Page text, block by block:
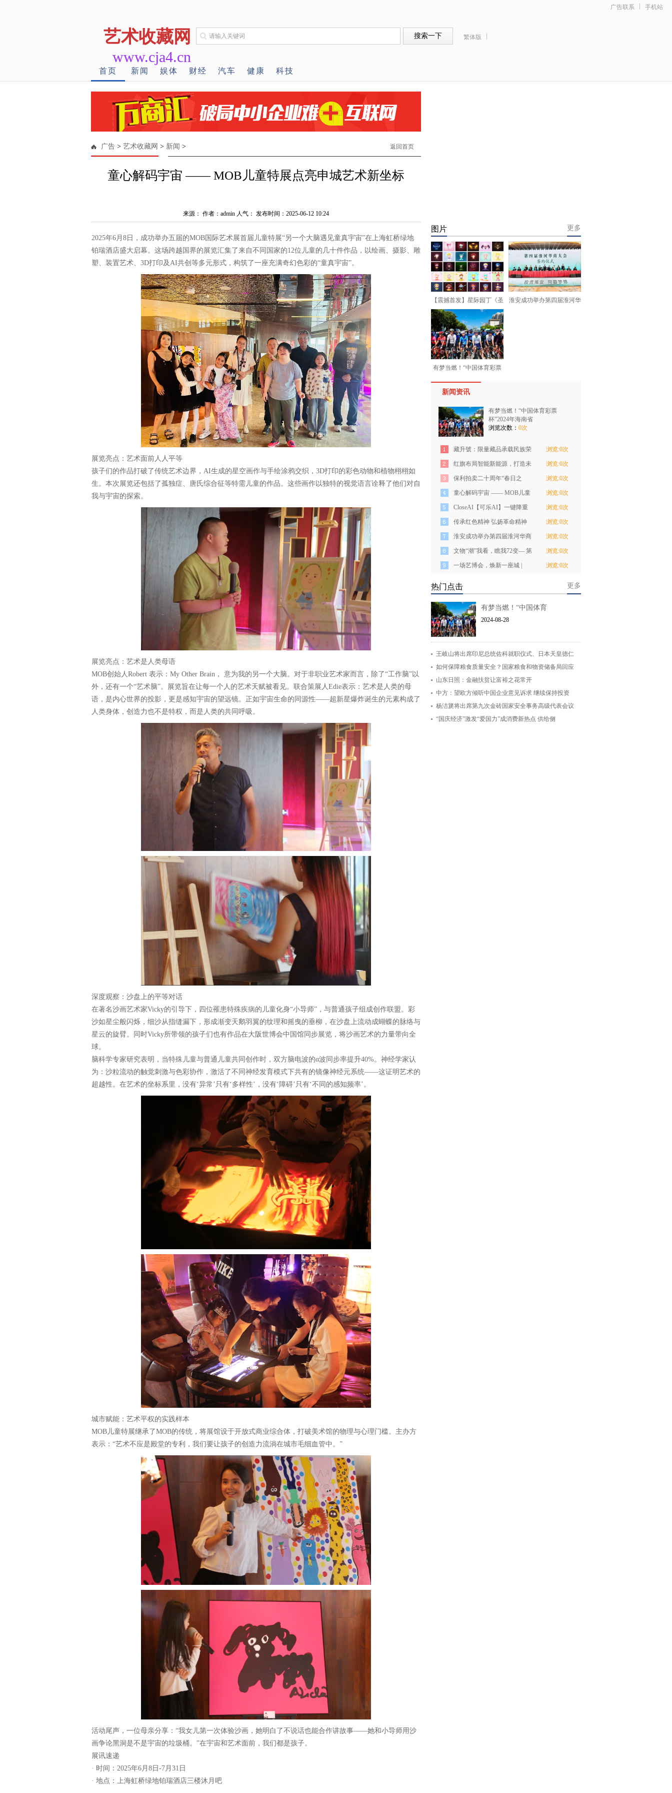
手机站
广告联系
艺术收藏网
www.cja4.cn
繁体版
首页 新闻 娱体 财经 汽车 健康 科技
广告 > 艺术收藏网 > 新闻 > 返回首页
童心解码宇宙 —— MOB儿童特展点亮申城艺术新坐标
来源： 作者：admin 人气： 发布时间：2025-06-12 10:24
2025年6月8日，成功举办五届的MOB国际艺术展首届儿童特展“另一个大脑遇见童真宇宙”在上海虹桥绿地
铂瑞酒店盛大启幕。这场跨越国界的展览汇集了来自不同国家的12位儿童的几十件作品，以绘画、摄影、雕
塑、装置艺术、3D打印及AI共创等多元形式，构筑了一座充满奇幻色彩的“童真宇宙”。
展览亮点：艺术面前人人平等
孩子们的作品打破了传统艺术边界，AI生成的星空画作与手绘涂鸦交织，3D打印的彩色动物和植物栩栩如
生。本次展览还包括了孤独症、唐氏综合征等特需儿童的作品。这些画作以独特的视觉语言诠释了他们对自
我与宇宙的探索。
展览亮点：艺术是人类母语
MOB创始人Robert 表示：My Other Brain， 意为我的另一个大脑。对于非职业艺术家而言，除了“工作脑”以
外，还有一个“艺术脑”。展览旨在让每一个人的艺术天赋被看见。联合策展人Edie表示：艺术是人类的母
语，是内心世界的投影，更是感知宇宙的望远镜。正如宇宙生命的同源性——超新星爆炸诞生的元素构成了
人类身体，创造力也不是特权，而是人类的共同呼吸。
深度观察：沙盘上的平等对话
在著名沙画艺术家Vicky的引导下，四位罹患特殊疾病的儿童化身“小导师”，与普通孩子组成创作联盟。彩
沙如星尘般闪烁，细沙从指缝漏下，形成渐变天鹅羽翼的纹理和摇曳的垂柳，在沙盘上流动成蝴蝶的脉络与
星云的旋臂。同时Vicky所带领的孩子们也有作品在大阪世博会中国馆同步展览，将沙画艺术的力量带向全
球。
脑科学专家研究表明，当特殊儿童与普通儿童共同创作时，双方脑电波的α波同步率提升40%。神经学家认
为：沙粒流动的触觉刺激与色彩协作，激活了不同神经发育模式下共有的镜像神经元系统——这证明艺术的
超越性。在艺术的坐标系里，没有‘异常’只有‘多样性’，没有‘障碍’只有‘不同的感知频率’。
城市赋能：艺术平权的实践样本
MOB儿童特展继承了MOB的传统，将展馆设于开放式商业综合体，打破美术馆的物理与心理门槛。主办方
表示：“艺术不应是殿堂的专利，我们要让孩子的创造力流淌在城市毛细血管中。”
活动尾声，一位母亲分享：“我女儿第一次体验沙画，她明白了不说话也能合作讲故事——她和小导师用沙
画争论黑洞是不是宇宙的垃圾桶。”在宇宙和艺术面前，我们都是孩子。
展讯速递
· 时间：2025年6月8日-7月31日
· 地点：上海虹桥绿地铂瑞酒店三楼沐月吧
图片 更多
【震撼首发】星际园丁《圣 淮安成功举办第四届淮河华
有梦当燃！“中国体育彩票
新闻资讯
有梦当燃！“中国体育彩票
杯”2024年海南省
浏览次数： 0次
藏升號：限量藏品承载民族荣
耀
浏览:0次
红旗布局智能新能源，打造未
来出行新生态
浏览:0次
保利拍卖二十周年“春日之
珍”北京站启幕，
浏览:0次
童心解码宇宙 —— MOB儿童
特展点亮申城艺
浏览:0次
CloseAI【可乐AI】一键降重
降AIGC
浏览:0次
传承红色精神 弘扬革命精神
——广西戏剧
浏览:0次
淮安成功举办第四届淮河华商
大会211个签约
浏览:0次
文物“潮”我看，瞧我72变— 第
二届长治文
浏览:0次
一场艺博会，焕新一座城 |
浏览:0次
热门点击 更多
有梦当燃！“中国体育
2024-08-28
王岐山将出席印尼总统佐科就职仪式、日本天皇德仁
如何保障粮食质量安全？国家粮食和物资储备局回应
山东日照：金融扶贫让富裕之花常开
中方：望欧方倾听中国企业意见诉求 继续保持投资
杨洁篪将出席第九次金砖国家安全事务高级代表会议
“国庆经济”激发“爱国力”成消费新热点 供给侧